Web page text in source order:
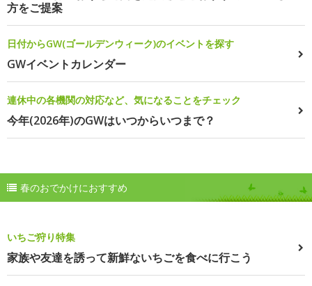
方をご提案
日付からGW(ゴールデンウィーク)のイベントを探す
GWイベントカレンダー
連休中の各機関の対応など、気になることをチェック
今年(2026年)のGWはいつからいつまで？
春のおでかけにおすすめ
いちご狩り特集
家族や友達を誘って新鮮ないちごを食べに行こう